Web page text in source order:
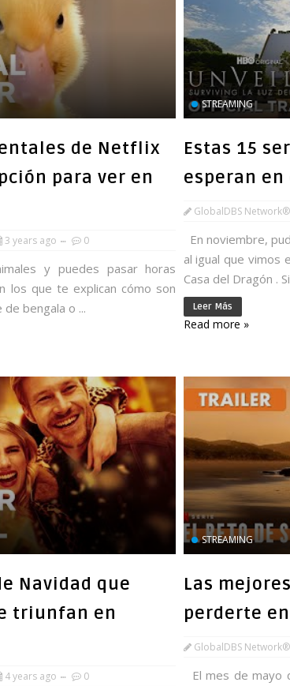
de Netflix
para ver en
3 years ago 0
y puedes pasar horas
los que te explican cómo son
bengala o ...
STREAMING
Estas 15
esperan en
GlobalDBS Network®
En noviembre,
al igual que vimos
Casa del Dragón .
Leer Más
Read more »
Navidad que
triunfan en
4 years ago 0
STREAMING
Las
perderte
GlobalDBS Network®
El mes de mayo